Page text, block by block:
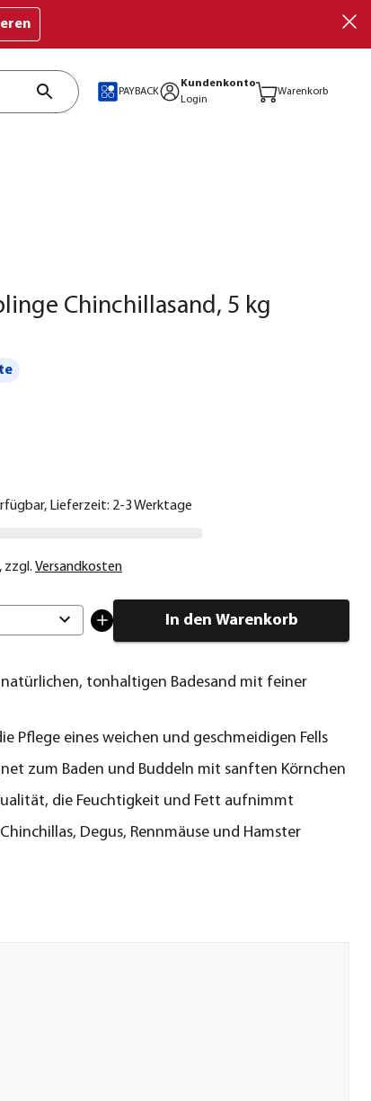
PAYBACK
Kundenkonto
Login
Warenkorb
Chinchillasand, 5 kg
Lieferzeit: 2-3 Werktage
, zzgl. Versandkosten
In den Warenkorb
natürlichen, tonhaltigen Badesand mit feiner
Pflege eines weichen und geschmeidigen Fells
zum Baden und Buddeln mit sanften Körnchen
die Feuchtigkeit und Fett aufnimmt
Degus, Rennmäuse und Hamster